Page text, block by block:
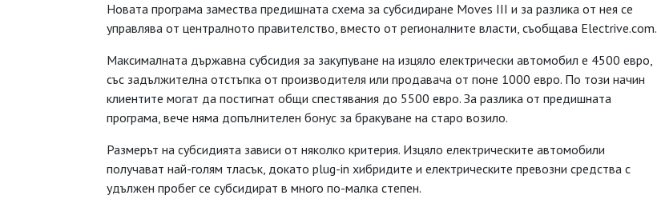
Новата програма замества предишната схема за субсидиране Moves III и за разлика от нея се
управлява от централното правителство, вместо от регионалните власти, съобщава Electrive.com.
Максималната държавна субсидия за закупуване на изцяло електрически автомобил е 4500 евро,
със задължителна отстъпка от производителя или продавача от поне 1000 евро. По този начин
клиентите могат да постигнат общи спестявания до 5500 евро. За разлика от предишната
програма, вече няма допълнителен бонус за бракуване на старо возило.
Размерът на субсидията зависи от няколко критерия. Изцяло електрическите автомобили
получават най-голям тласък, докато plug-in хибридите и електрическите превозни средства с
удължен пробег се субсидират в много по-малка степен.